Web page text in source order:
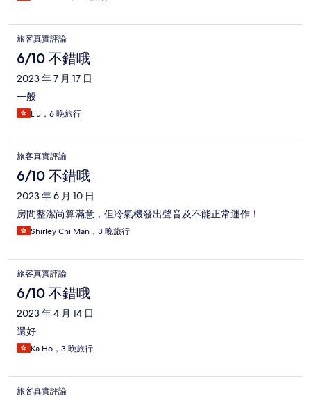
旅客真實評論
6/10 不錯哦
2023 年 7 月 17 日
一般
Liu，6 晚旅行
旅客真實評論
6/10 不錯哦
2023 年 6 月 10 日
房間整潔尚算滿意，但冷氣機發出聲音及不能正常運作！
Shirley Chi Man，3 晚旅行
旅客真實評論
6/10 不錯哦
2023 年 4 月 14 日
還好
Ka Ho，3 晚旅行
旅客真實評論